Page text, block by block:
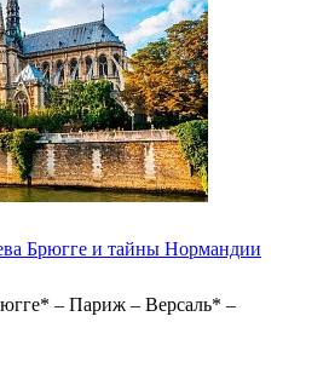
Брюгге и тайны Нормандии
– Париж – Версаль* –